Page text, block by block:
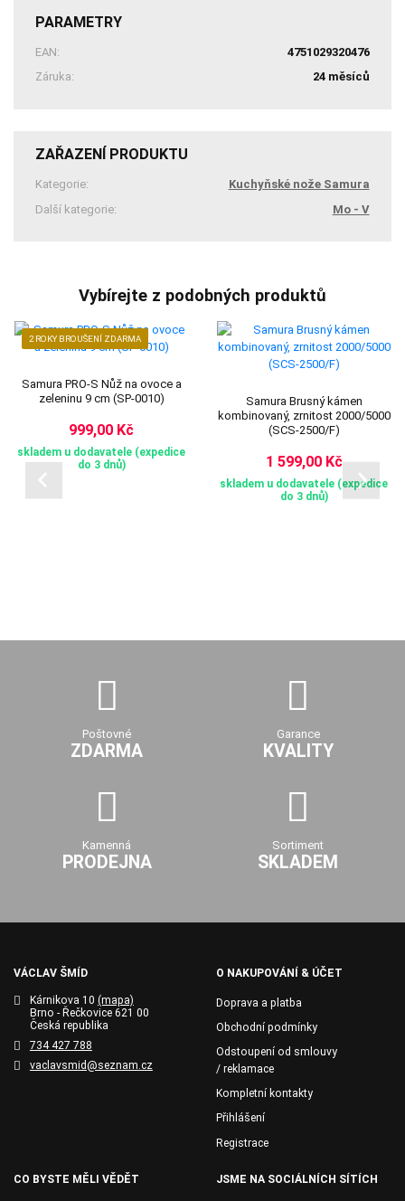
PARAMETRY
EAN:
4751029320476
Záruka:
24 měsíců
ZAŘAZENÍ PRODUKTU
Kategorie:
Kuchyňské nože Samura
Další kategorie:
Mo - V
Vybírejte z podobných produktů
2 ROKY BROUŠENÍ ZDARMA
Samura PRO-S Nůž na ovoce a
zeleninu 9 cm (SP-0010)
999,00 Kč
skladem u dodavatele (expedice
do 3 dnů)
Samura Brusný kámen
kombinovaný, zrnitost 2000/5000
(SCS-2500/F)
1 599,00 Kč
skladem u dodavatele (expedice
do 3 dnů)
Poštovné
ZDARMA
Garance
KVALITY
Kamenná
PRODEJNA
Sortiment
SKLADEM
VÁCLAV ŠMÍD
Kárnikova 10 (mapa)
Brno - Řečkovice 621 00
Česká republika
734 427 788
vaclavsmid@seznam.cz
O NAKUPOVÁNÍ & ÚČET
Doprava a platba
Obchodní podmínky
Odstoupení od smlouvy
/ reklamace
Kompletní kontakty
Přihlášení
Registrace
CO BYSTE MĚLI VĚDĚT JSME NA SOCIÁLNÍCH SÍTÍCH